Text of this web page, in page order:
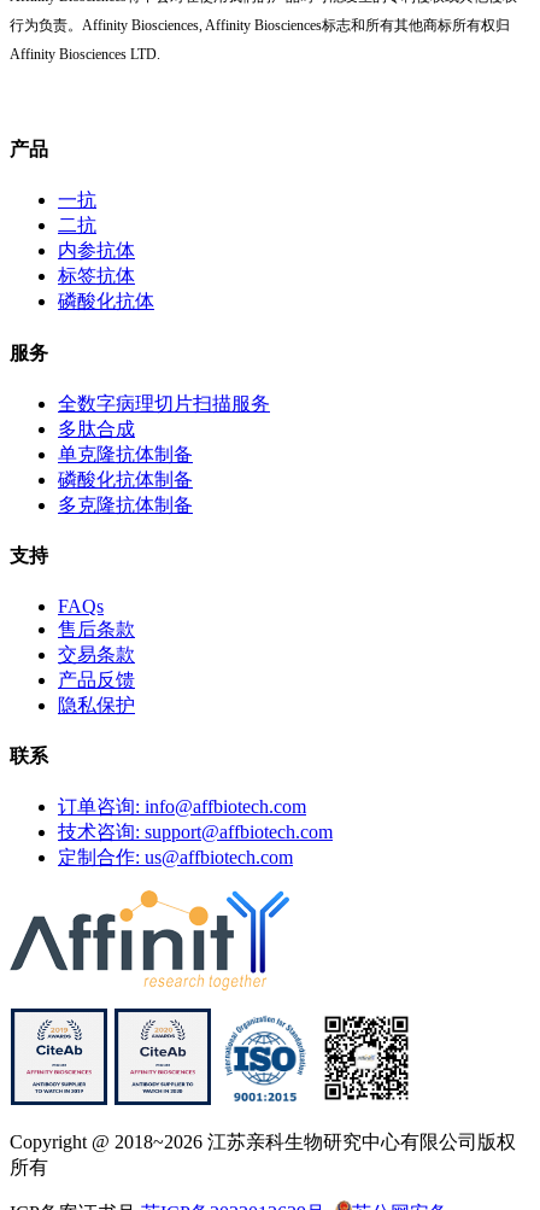
行为负责。Affinity Biosciences, Affinity Biosciences标志和所有其他商标所有权归
Affinity Biosciences LTD.
产品
一抗
二抗
内参抗体
标签抗体
磷酸化抗体
服务
全数字病理切片扫描服务
多肽合成
单克隆抗体制备
磷酸化抗体制备
多克隆抗体制备
支持
FAQs
售后条款
交易条款
产品反馈
隐私保护
联系
订单咨询: info@affbiotech.com
技术咨询: support@affbiotech.com
定制合作: us@affbiotech.com
Copyright @ 2018~2026 江苏亲科生物研究中心有限公司版权
所有